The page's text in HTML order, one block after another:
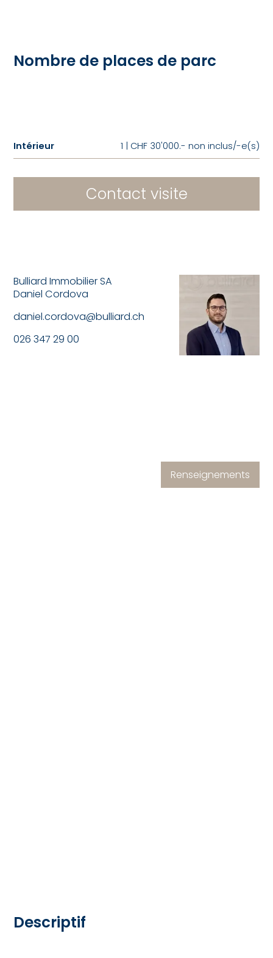
Descriptif
Nombre de places de parc
Intérieur 1 | CHF 30'000.- non inclus/-e(s)
Contact visite
Bulliard Immobilier SA
Daniel Cordova
daniel.cordova@bulliard.ch
026 347 29 00
Renseignements